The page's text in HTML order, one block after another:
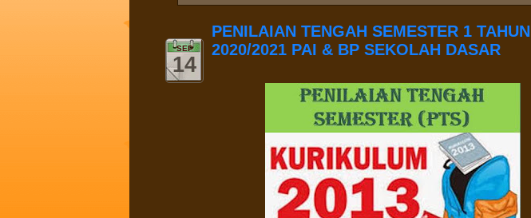
SEP
14
PENILAIAN TENGAH SEMESTER 1
2020/2021 PAI & BP SEKOLAH DASAR